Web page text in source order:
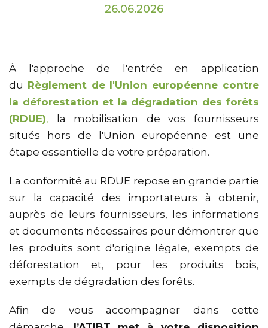
26.06.2026
À l'approche de l'entrée en application
du Règlement de l'Union européenne contre
la déforestation et la dégradation des forêts
(RDUE), la mobilisation de vos fournisseurs
situés hors de l'Union européenne est une
étape essentielle de votre préparation.
La conformité au RDUE repose en grande partie
sur la capacité des importateurs à obtenir,
auprès de leurs fournisseurs, les informations
et documents nécessaires pour démontrer que
les produits sont d'origine légale, exempts de
déforestation et, pour les produits bois,
exempts de dégradation des forêts.
Afin de vous accompagner dans cette